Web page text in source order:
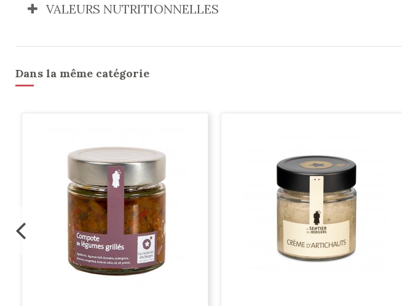
VALEURS NUTRITIONNELLES
Dans la même catégorie